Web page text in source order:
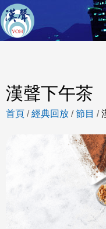
漢聲下午茶
首頁 /經典回放 /節目 /